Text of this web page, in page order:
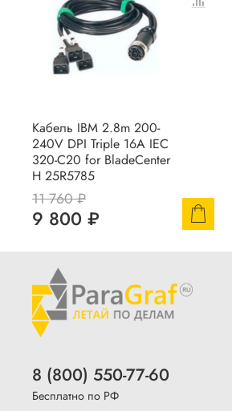
Кабель IBM 2.8m 200-
240V DPI Triple 16A IEC
320-C20 for BladeCenter
H 25R5785
11 760 ₽
9 800 ₽
8 (800) 550-77-60
Бесплатно по РФ